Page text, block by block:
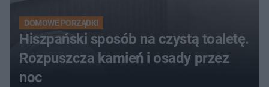
DOMOWE PORZĄDKI
Hiszpański sposób na czystą toaletę.
Rozpuszcza kamień i osady przez
noc